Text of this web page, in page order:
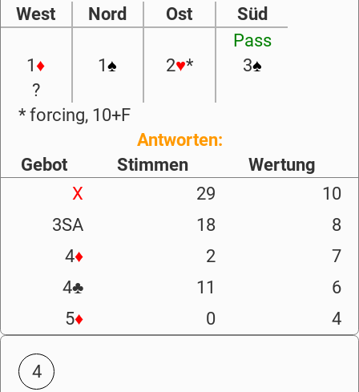
West Nord Ost
Süd
Pass
1♦ 1♠ 2♥* 3♠
?
* forcing, 10+F
Antworten:
Gebot
Stimmen
Wertung
X
29
10
3SA
18
8
4♦ 2
7
4♣ 11
6
5♦ 0 4
4